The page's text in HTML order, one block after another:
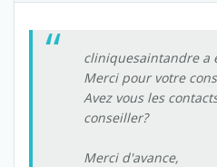
cliniquesaintandre a
Merci pour votre
Avez vous les
conseiller?
Merci d'avance,